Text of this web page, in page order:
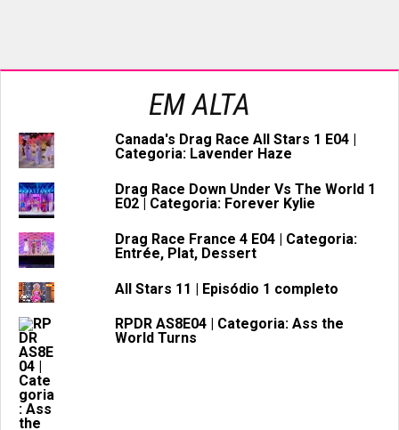
EM ALTA
Canada's Drag Race All Stars 1 E04 |
Categoria: Lavender Haze
Drag Race Down Under Vs The World 1
E02 | Categoria: Forever Kylie
Drag Race France 4 E04 | Categoria:
Entrée, Plat, Dessert
All Stars 11 | Episódio 1 completo
RPDR AS8E04 | Categoria: Ass the
World Turns